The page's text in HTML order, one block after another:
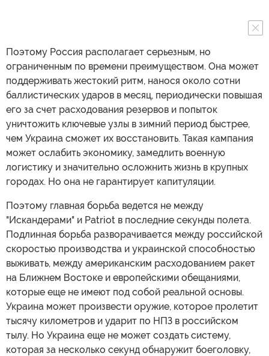
Поэтому Россия располагает серьезным, но
ограниченным по времени преимуществом. Она может
поддерживать жестокий ритм, нанося около сотни
баллистических ударов в месяц, периодически повышая
его за счет расходования резервов и попыток
уничтожить ключевые узлы в зимний период быстрее,
чем Украина сможет их восстановить. Такая кампания
может ослабить экономику, замедлить военную
логистику и значительно осложнить жизнь в крупных
городах. Но она не гарантирует капитуляции.
Поэтому главная борьба ведется не между
"Искандерами" и Patriot в последние секунды полета.
Подлинная борьба разворачивается между российской
скоростью производства и украинской способностью
выживать, между американским расходованием ракет
на Ближнем Востоке и европейскими обещаниями,
которые еще не имеют под собой реальной основы.
Украина может произвести оружие, которое пролетит
тысячу километров и ударит по НПЗ в российском
тылу. Но Украина еще не может создать систему,
которая за несколько секунд обнаружит боеголовку,